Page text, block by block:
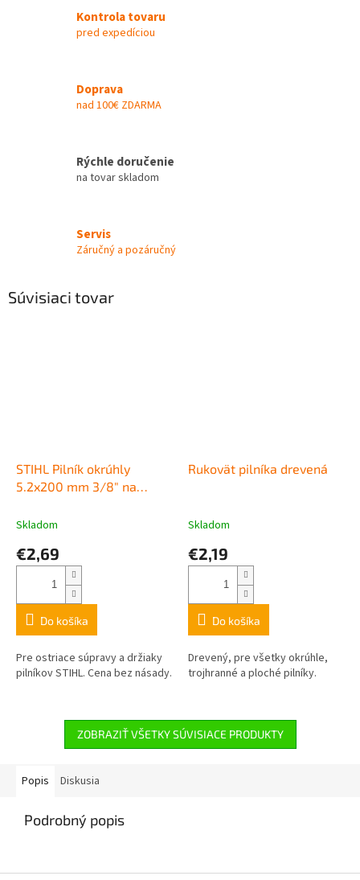
Kontrola tovaru
pred expedíciou
Doprava
nad 100€ ZDARMA
Rýchle doručenie
na tovar skladom
Servis
Záručný a pozáručný
Súvisiaci tovar
STIHL Pilník okrúhly
5.2x200 mm 3/8" na
Skladom
€2,69
Do košíka
Pre ostriace súpravy a držiaky
pilníkov STIHL. Cena bez násady.
Rukovät pilníka drevená
Skladom
€2,19
Do košíka
Drevený, pre všetky okrúhle,
trojhranné a ploché pilníky.
ZOBRAZIŤ VŠETKY SÚVISIACE PRODUKTY
Popis Diskusia
Podrobný popis